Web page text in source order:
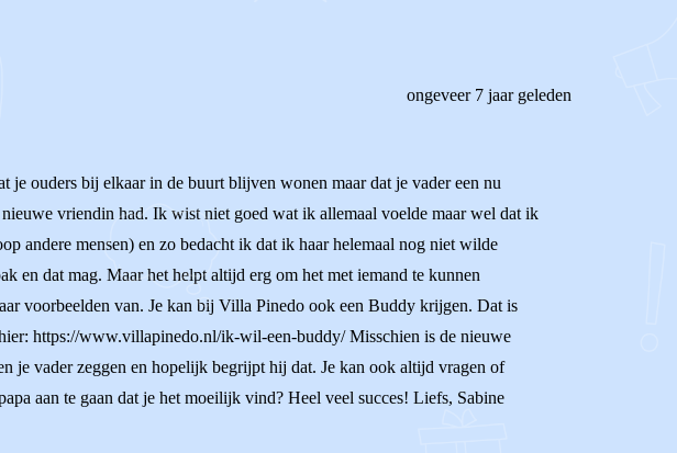
ongeveer 7 jaar geleden
ouders bij elkaar in de buurt blijven wonen maar dat je vader een nu
vriendin had. Ik wist niet goed wat ik allemaal voelde maar wel dat ik
andere mensen) en zo bedacht ik dat ik haar helemaal nog niet wilde
en dat mag. Maar het helpt altijd erg om het met iemand te kunnen
voorbeelden van. Je kan bij Villa Pinedo ook een Buddy krijgen. Dat is
https://www.villapinedo.nl/ik-wil-een-buddy/ Misschien is de nieuwe
je vader zeggen en hopelijk begrijpt hij dat. Je kan ook altijd vragen of
aan te gaan dat je het moeilijk vind? Heel veel succes! Liefs, Sabine